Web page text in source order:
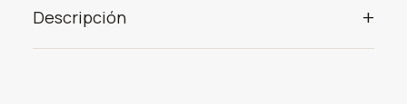
Descripción +